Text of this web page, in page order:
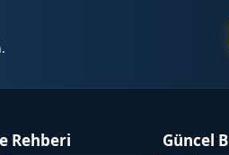
Rehberi Güncel